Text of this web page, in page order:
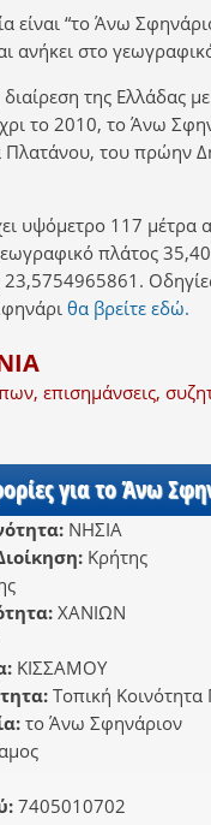
είναι “το Άνω
ανήκει στο
διαίρεση της Ελλάδας
το 2010, το Άνω
Πλατάνου, του πρώην
υψόμετρο 117 μέτρα
πλάτος
θα βρείτε εδώ.
επισημάνσεις,
για το Άνω
ΝΗΣΙΑ
Κρήτης
ΧΑΝΙΩΝ
ΚΙΣΣΑΜΟΥ
Τοπική
το Άνω Σφηνάριον
7405010702